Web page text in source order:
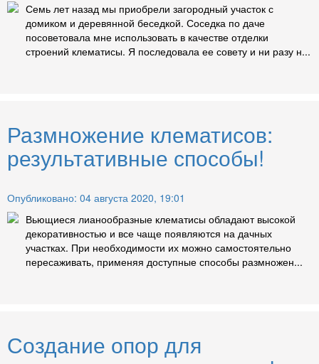
Семь лет назад мы приобрели загородный участок с
домиком и деревянной беседкой. Соседка по даче
посоветовала мне использовать в качестве отделки
строений клематисы. Я последовала ее совету и ни разу н...
Размножение клематисов:
результативные способы!
Опубликовано: 04 августа 2020, 19:01
Вьющиеся лианообразные клематисы обладают высокой
декоративностью и все чаще появляются на дачных
участках. При необходимости их можно самостоятельно
пересаживать, применяя доступные способы размножен...
Создание опор для